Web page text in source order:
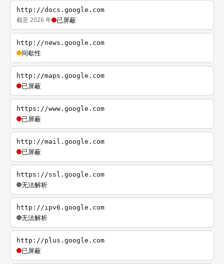
http://docs.google.com
截至 2026 年 已屏蔽
http://news.google.com
间歇性
http://maps.google.com
已屏蔽
https://www.google.com
已屏蔽
http://mail.google.com
已屏蔽
https://ssl.google.com
无法解析
http://ipv6.google.com
无法解析
http://plus.google.com
已屏蔽